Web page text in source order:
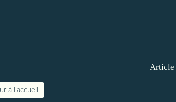
Article
à l'accueil